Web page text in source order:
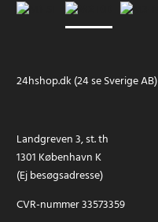
24hshop.dk (24 se Sverige AB)
Landgreven 3, st. th
1301 København K
(Ej besøgsadresse)
CVR-nummer 33573359